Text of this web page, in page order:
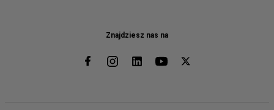
Znajdziesz nas na